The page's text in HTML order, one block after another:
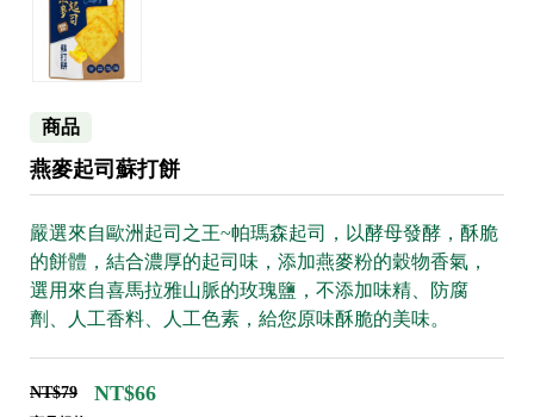
商品
燕麥起司蘇打餅
嚴選來自歐洲起司之王~帕瑪森起司，以酵母發酵，酥脆
的餅體，結合濃厚的起司味，添加燕麥粉的穀物香氣，
選用來自喜馬拉雅山脈的玫瑰鹽，不添加味精、防腐
劑、人工香料、人工色素，給您原味酥脆的美味。
NT$79 NT$66